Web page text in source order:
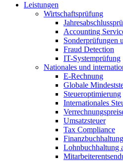
Leistungen
Wirtschaftsprüfung
Accounting
Sonderprüfungen
Fraud Detection
IT-Systemprüfung
Nationales und
E-Rechnung
Globale
Steueroptimierung
Internationales
Umsatzsteuer
Tax Compliance
Lohnbuchhaltung